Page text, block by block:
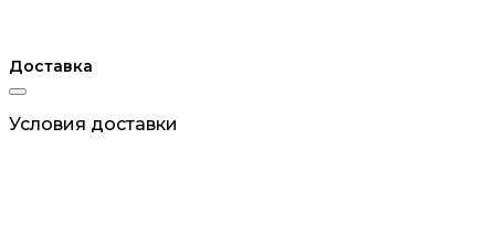
Доставка
Условия доставки